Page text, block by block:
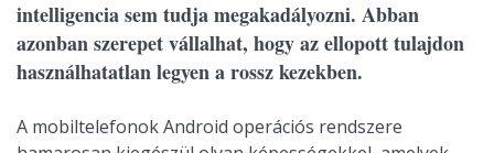
intelligencia sem tudja megakadályozni. Abban
azonban szerepet vállalhat, hogy az ellopott tulajdon
használhatatlan legyen a rossz kezekben.
A mobiltelefonok Android operációs rendszere